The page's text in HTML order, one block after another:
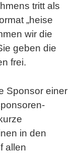
tritt als
„heise
wir die
geben die
frei.
Sponsor einer
in den
allen